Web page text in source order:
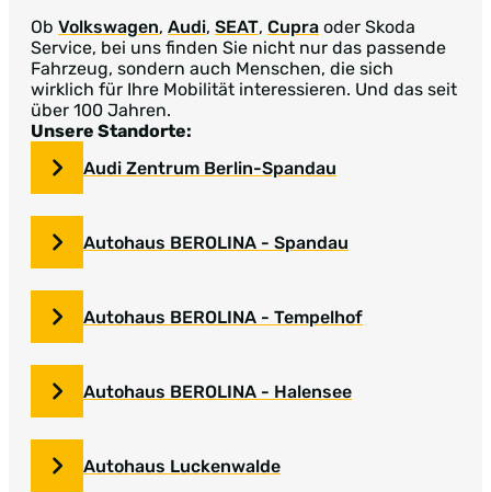
Ob Volkswagen, Audi, SEAT, Cupra oder Skoda
Service, bei uns finden Sie nicht nur das passende
Fahrzeug, sondern auch Menschen, die sich
wirklich für Ihre Mobilität interessieren. Und das seit
über 100 Jahren.
Unsere Standorte:
Audi Zentrum Berlin-Spandau
Autohaus BEROLINA - Spandau
Autohaus BEROLINA - Tempelhof
Autohaus BEROLINA - Halensee
Autohaus Luckenwalde